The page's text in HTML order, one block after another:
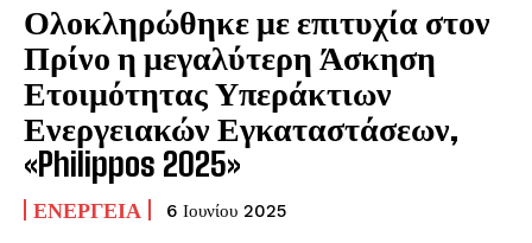
Ολοκληρώθηκε με επιτυχία στον
Πρίνο η μεγαλύτερη Άσκηση
Ετοιμότητας Υπεράκτιων
Ενεργειακών Εγκαταστάσεων,
«Philippos 2025»
ΕΝΈΡΓΕΙΑ 6 Ιουνίου 2025